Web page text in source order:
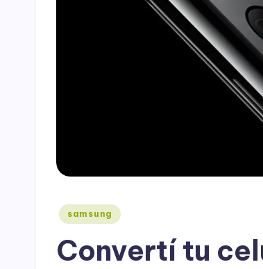
Publicado
samsung
Convertí tu